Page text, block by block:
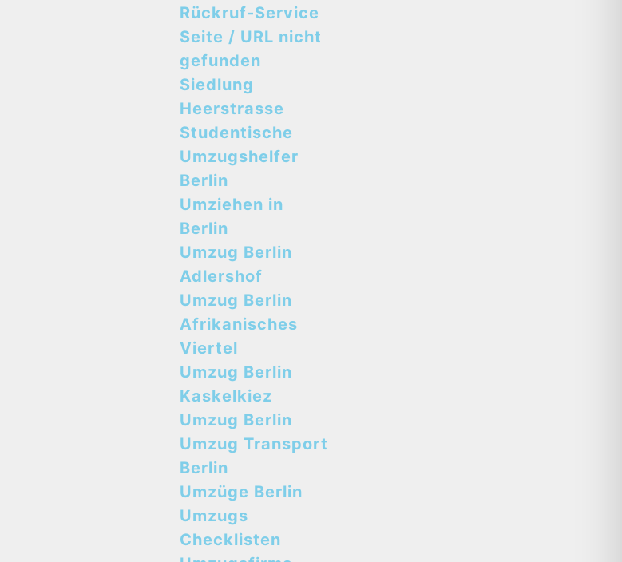
Rückruf-Service
Seite / URL nicht
gefunden
Siedlung
Heerstrasse
Studentische
Umzugshelfer
Berlin
Umziehen in
Berlin
Umzug Berlin
Adlershof
Umzug Berlin
Afrikanisches
Viertel
Umzug Berlin
Kaskelkiez
Umzug Berlin
Umzug Transport
Berlin
Umzüge Berlin
Umzugs
Checklisten